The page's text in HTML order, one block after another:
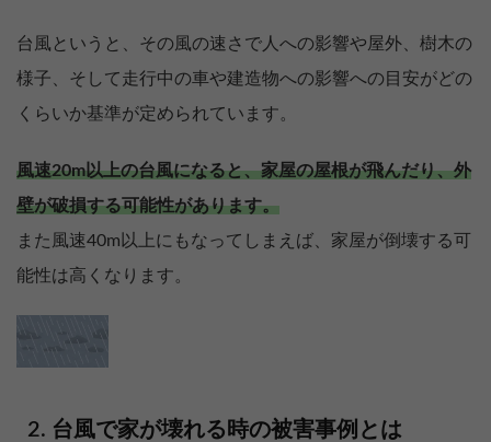
台風というと、その風の速さで人への影響や屋外、樹木の
様子、そして走行中の車や建造物への影響への目安がどの
くらいか基準が定められています。
風速20m以上の台風になると、家屋の屋根が飛んだり、外
壁が破損する可能性があります。
また風速40m以上にもなってしまえば、家屋が倒壊する可
能性は高くなります。
台風で家が壊れる時の被害事例とは